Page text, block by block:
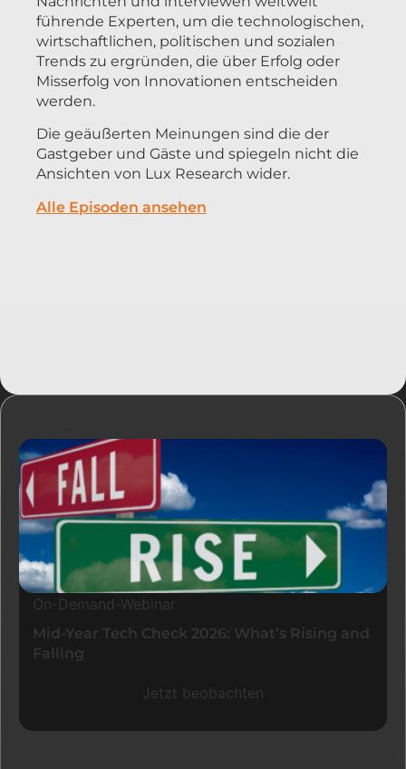
führende Experten, um die technologischen,
wirtschaftlichen, politischen und sozialen
Trends zu ergründen, die über Erfolg oder
Misserfolg von Innovationen entscheiden
werden.
Die geäußerten Meinungen sind die der
Gastgeber und Gäste und spiegeln nicht die
Ansichten von Lux Research wider.
Alle Episoden ansehen
On-Demand-Webinar
Mid-Year Tech Check 2026: What’s Rising and
Falling
Jetzt beobachten